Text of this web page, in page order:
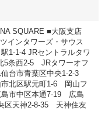
SQUARE ■大阪支店
インタワーズ・サウス
1-1-4 JRセントラルタワ
5条西2-5 JRタワーオフ
台市青葉区中央1-2-3
市北区駅元町1-6 岡山フ
島市中区本通7-19 広島
区天神2-8-35 天神住友